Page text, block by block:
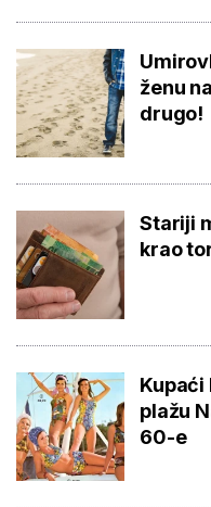
ženu
drugo!
Stariji
krao
Kupaći
plažu
60-e